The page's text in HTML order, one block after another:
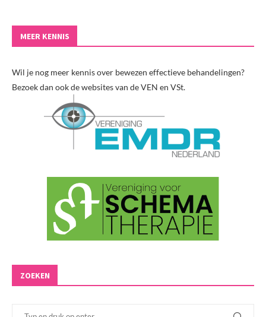
MEER KENNIS
Wil je nog meer kennis over bewezen effectieve behandelingen?
Bezoek dan ook de websites van de VEN en VSt.
ZOEKEN